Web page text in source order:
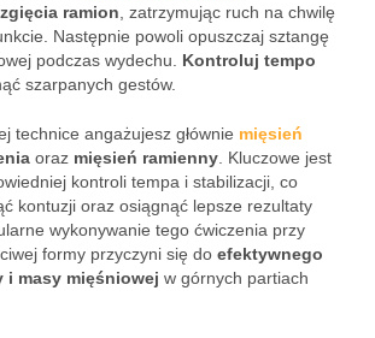
ramion , zatrzymując ruch na chwilę
Następnie powoli opuszczaj sztangę
podczas wydechu. Kontroluj tempo
szarpanych gestów.
technice angażujesz głównie mięsień
oraz mięsień ramienny . Kluczowe jest
kontroli tempa i stabilizacji, co
kontuzji oraz osiągnąć lepsze rezultaty
wykonywanie tego ćwiczenia przy
formy przyczyni się do efektywnego
i masy mięśniowej w górnych partiach